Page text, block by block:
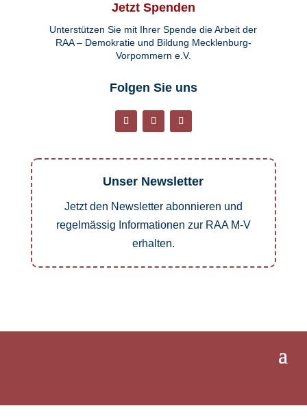
Jetzt Spenden
Unterstützen Sie mit Ihrer Spende die Arbeit der
RAA – Demokratie und Bildung Mecklenburg-
Vorpommern e.V.
Folgen Sie uns
Unser Newsletter
Jetzt den Newsletter abonnieren und
regelmässig Informationen zur RAA M-V
erhalten.